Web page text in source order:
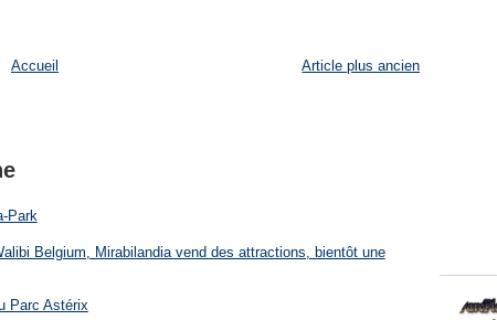
Article plus ancien
Accueil
Park
Belgium, Mirabilandia vend des attractions, bientôt une
Parc Astérix